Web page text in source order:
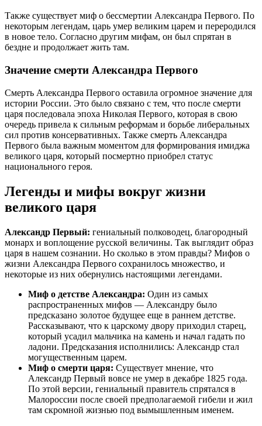
Также существует миф о бессмертии Александра Первого. По
некоторым легендам, царь умер великим царем и переродился
в новое тело. Согласно другим мифам, он был спрятан в
бездне и продолжает жить там.
Значение смерти Александра Первого
Смерть Александра Первого оставила огромное значение для
истории России. Это было связано с тем, что после смерти
царя последовала эпоха Николая Первого, которая в свою
очередь привела к сильным реформам и борьбе либеральных
сил против консервативных. Также смерть Александра
Первого была важным моментом для формирования имиджа
великого царя, который посмертно приобрел статус
национального героя.
Легенды и мифы вокруг жизни
великого царя
Александр Первый: гениальный полководец, благородный
монарх и воплощение русской величины. Так выглядит образ
царя в нашем сознании. Но сколько в этом правды? Мифов о
жизни Александра Первого сохранилось множество, и
некоторые из них обернулись настоящими легендами.
Миф о детстве Александра: Один из самых
распространенных мифов — Александру было
предсказано золотое будущее еще в раннем детстве.
Рассказывают, что к царскому двору приходил старец,
который усадил мальчика на камень и начал гадать по
ладони. Предсказания исполнились: Александр стал
могущественным царем.
Миф о смерти царя: Существует мнение, что
Александр Первый вовсе не умер в декабре 1825 года.
По этой версии, гениальный правитель спрятался в
Малороссии после своей предполагаемой гибели и жил
там скромной жизнью под вымышленным именем.